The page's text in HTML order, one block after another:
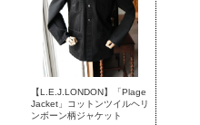
【L.E.J.LONDON】「Plage
Jacket」コットンツイルヘリ
ンボーン柄ジャケット